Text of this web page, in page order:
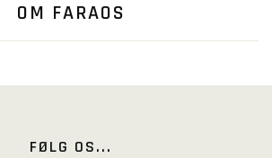
OM FARAOS
FØLG OS...